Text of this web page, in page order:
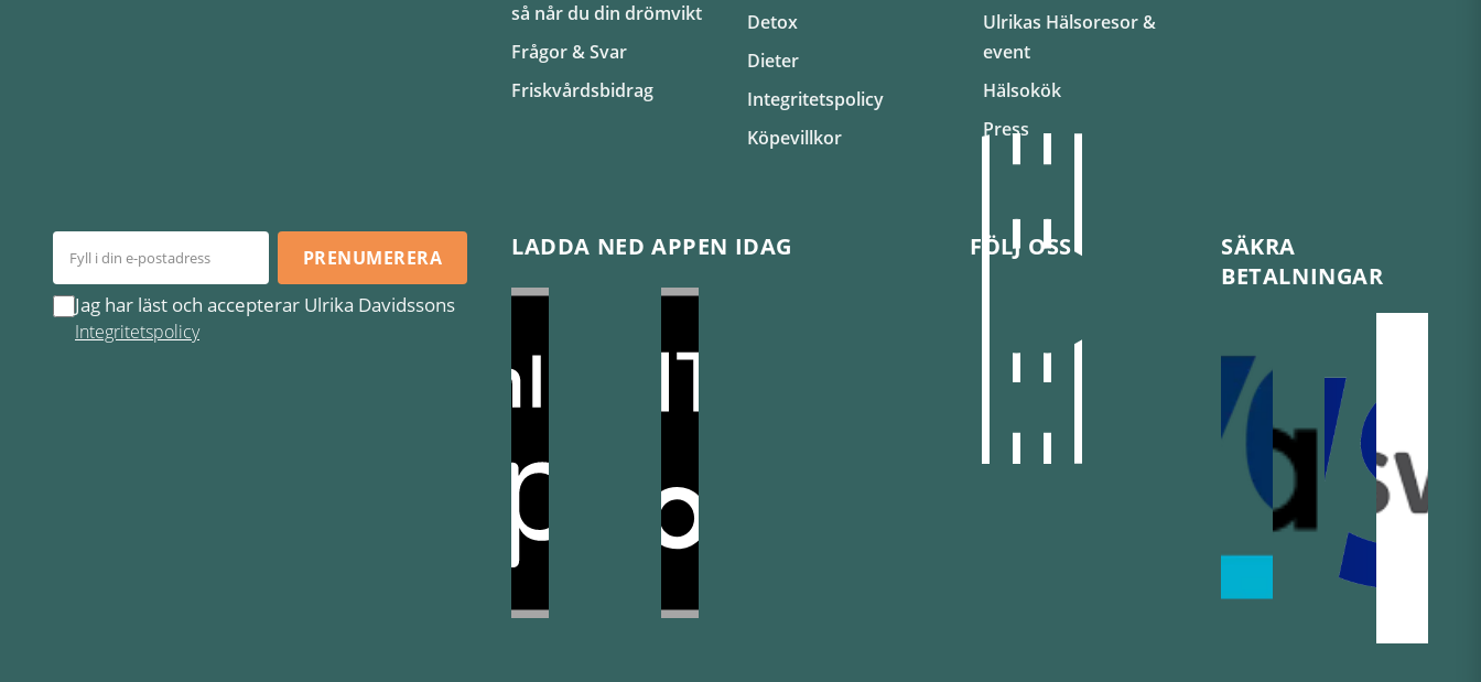
så når du din drömvikt
Frågor & Svar
Friskvårdsbidrag
Detox
Dieter
Integritetspolicy
Köpevillkor
Ulrikas Hälsoresor &
event
Hälsokök
Press
PRENUMERERA
Jag har läst och accepterar Ulrika Davidssons
Integritetspolicy
LADDA NED APPEN IDAG FÖLJ OSS
SÄKRA
BETALNINGAR